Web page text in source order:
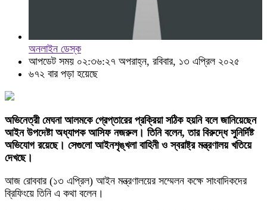
অনলাইন ডেস্ক
আপডেট সময় ০২:৩৬:২৭ অপরাহ্ন, রবিবার, ১৩ এপ্রিল ২০২৫
৬৭২ বার পড়া হয়েছে
অভিনেত্রী মেঘনা আলমকে গ্রেপ্তারের প্রক্রিয়া সঠিক হয়নি বলে জানিয়েছেন
আইন উপদেষ্টা অধ্যাপক আসিফ নজরুল। তিনি বলেন, তার বিরুদ্ধে সুনির্দিষ্ট
অভিযোগ রয়েছে। সেগুলো আইনশৃঙ্খলা বাহিনী ও স্বরাষ্ট্র মন্ত্রণালয় খতিয়ে
দেখছে।
আজ রোববার (১৩ এপ্রিল) আইন মন্ত্রণালয়ের সম্মেলন কক্ষে সাংবাদিকদের
ব্রিফিংয়ে তিনি এ কথা বলেন।